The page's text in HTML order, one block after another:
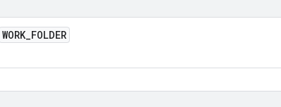
WORK_FOLDER